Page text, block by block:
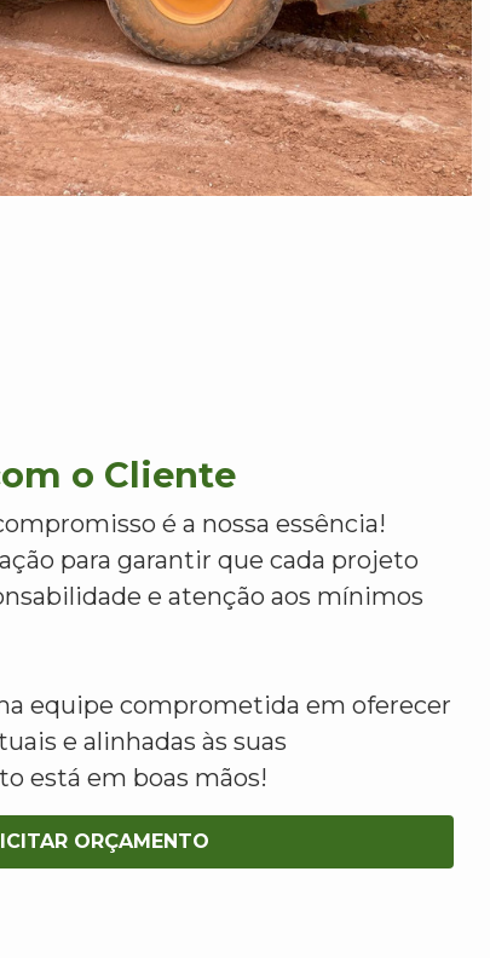
o Cliente
é a nossa essência!
para garantir que cada projeto
e atenção aos mínimos
equipe comprometida em oferecer
e alinhadas às suas
está em boas mãos!
ORÇAMENTO